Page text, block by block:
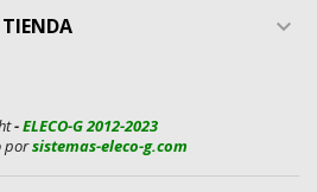

-ELECO-G 2012-2023
porsistemas-eleco-g.com